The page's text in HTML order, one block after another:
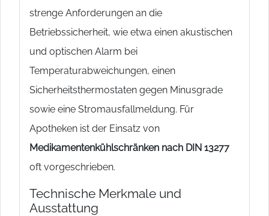
strenge Anforderungen an die
Betriebssicherheit, wie etwa einen akustischen
und optischen Alarm bei
Temperaturabweichungen, einen
Sicherheitsthermostaten gegen Minusgrade
sowie eine Stromausfallmeldung. Für
Apotheken ist der Einsatz von
Medikamentenkühlschränken nach DIN 13277
oft vorgeschrieben.
Technische Merkmale und
Ausstattung